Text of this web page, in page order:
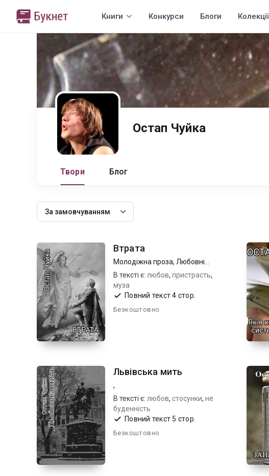
Книги Конкурси Блоги Колекції
Остап Чуйка
Твори Блог
За замовчуванням
Втрата
Молодіжна проза, Любовні
романи
В тексті є: любов, пристрасть,
муза
Повний текст 4 стор.
Безкоштовно
Львівська мить
,
В тексті є: любов, стосунки, не
буденність
Повний текст 5 стор.
Безкоштовно